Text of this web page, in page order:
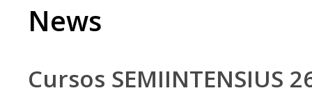
News
Cursos SEMIINTENSIUS